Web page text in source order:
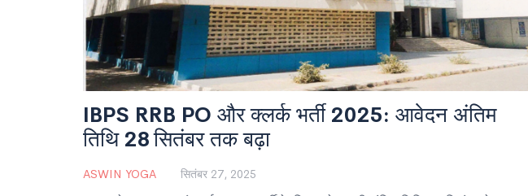
IBPS RRB PO और क्लर्क भर्ती 2025: आवेदन अंतिम
तिथि 28 सितंबर तक बढ़ा
ASWIN YOGA सितंबर 27, 2025